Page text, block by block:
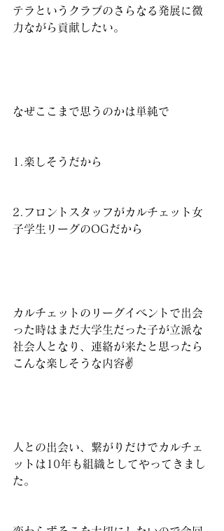
テラというクラブのさらなる発展に微
力ながら貢献したい。
なぜここまで思うのかは単純で
1.楽しそうだから
2.フロントスタッフがカルチェット女
子学生リーグのOGだから
カルチェットのリーグイベントで出会
った時はまだ大学生だった子が立派な
社会人となり、連絡が来たと思ったら
こんな楽しそうな内容✌️
人との出会い、繋がりだけでカルチェ
ットは10年も組織としてやってきまし
た。